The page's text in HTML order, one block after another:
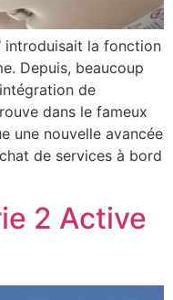
introduisait la fonction
Depuis, beaucoup
de
dans le fameux
une nouvelle avancée
de services à bord
2 Active